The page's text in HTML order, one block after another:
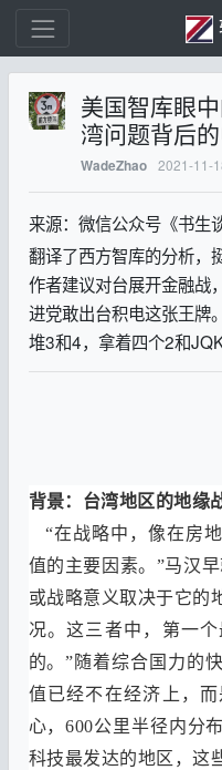
美国智库眼
湾问题背后
WadeZhao 2021-11-
来源：微信公众号《书生
翻译了西方智库的分析，
作者建议对台展开金融战
进党敢出台积电这张王牌
堆3和4，拿着四个2和
背景： 台湾地区的地缘
“在战略中 ， 像在房
值的主要因素。”马汉
或战略意义取决于它的
况。这三者中 ， 第一
的。”随着综合国力的
值已经不在经济上 ，
心，600公里半径内分
科技最发达的地区 ，这